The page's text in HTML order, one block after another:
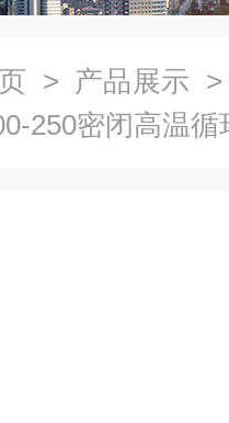
> 产品展示
250密闭高温循